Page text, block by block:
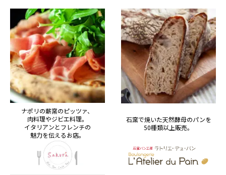
ナポリの薪窯のピッツァ、
肉料理やジビエ料理。
イタリアンとフレンチの
魅力を伝えるお店。
石窯で焼いた天然酵母のパンを
50種類以上販売。